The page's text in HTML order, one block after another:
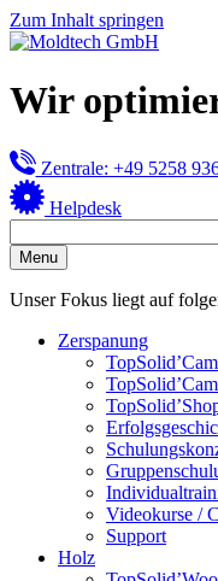
Zum Inhalt springen
Wir
Zentrale: +49 5258
Helpdesk
Menu
Unser Fokus liegt auf
Zerspanung
TopSolid’Cam
Videokurse /
Support
Holz